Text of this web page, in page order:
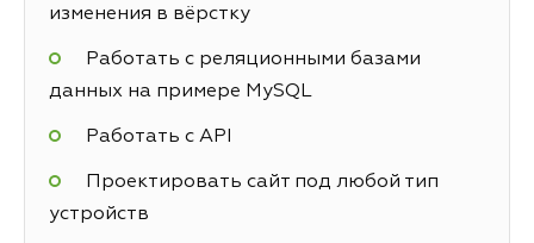
изменения в вёрстку
Работать с реляционными базами
данных на примере MySQL
Работать с API
Проектировать сайт под любой тип
устройств